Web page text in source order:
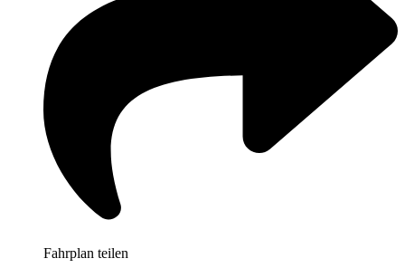
Fahrplan teilen